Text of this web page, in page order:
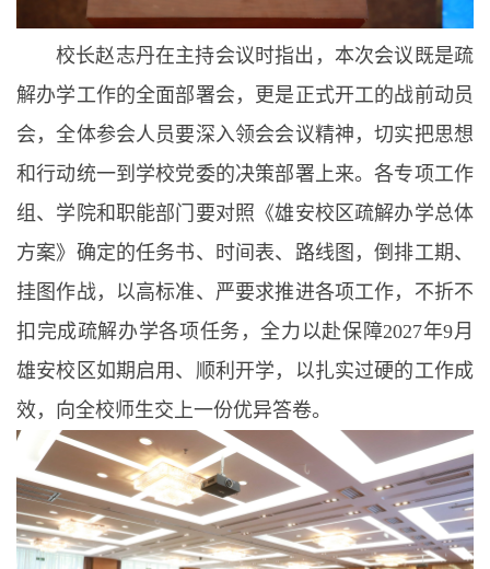
校长赵志丹在主持会议时指出，本次会议既是疏
解办学工作的全面部署会，更是正式开工的战前动员
会，全体参会人员要深入领会会议精神，切实把思想
和行动统一到学校党委的决策部署上来。各专项工作
组、学院和职能部门要对照《雄安校区疏解办学总体
方案》确定的任务书、时间表、路线图，倒排工期、
挂图作战，以高标准、严要求推进各项工作，不折不
扣完成疏解办学各项任务，全力以赴保障2027年9月
雄安校区如期启用、顺利开学，以扎实过硬的工作成
效，向全校师生交上一份优异答卷。